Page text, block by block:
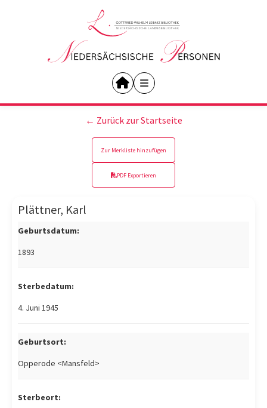
← Zurück zur Startseite
Zur Merkliste hinzufügen
PDF Exportieren
Plättner, Karl
Geburtsdatum:
1893
Sterbedatum:
4. Juni 1945
Geburtsort:
Opperode <Mansfeld>
Sterbeort: